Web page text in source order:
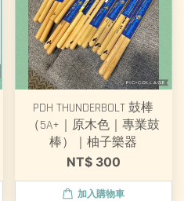
PDH THUNDERBOLT 鼓棒
（5A+｜原木色｜專業鼓
棒）｜柚子樂器
NT$ 300
加入購物車